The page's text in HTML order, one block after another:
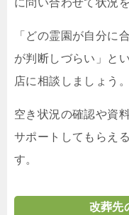
「どの霊園が自分に
が判断しづらい」と
店に相談しましょう。
空き状況の確認や資
サポートしてもらえ
す。
改葬先